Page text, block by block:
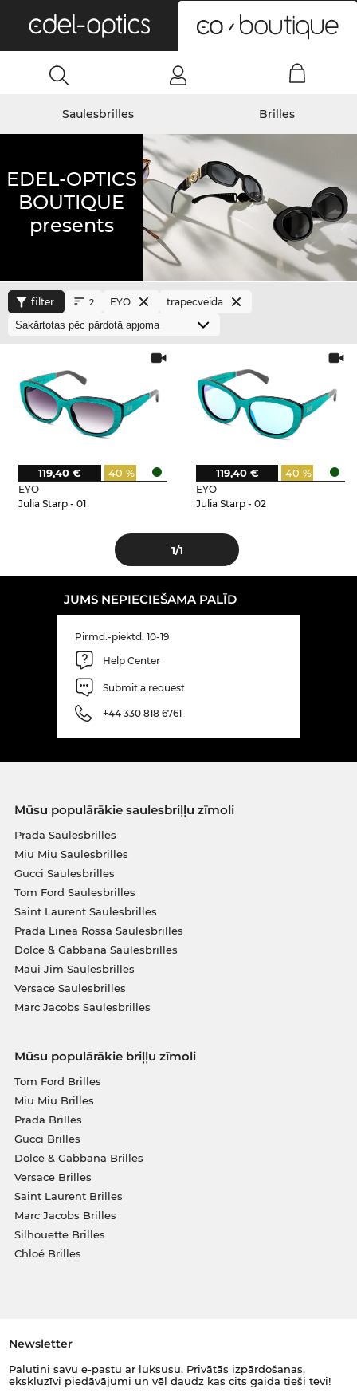
Saulesbrilles Brilles
EDEL-OPTICS
BOUTIQUE
presents
filter 2 EYO trapecveida
EYO
Julia Starp - 01
40 %
119,40 €
EYO
Julia Starp - 02
40 %
119,40 €
1/1
JUMS NEPIECIEŠAMA PALĪD
Pirmd.-piektd. 10-19
Help Center
Submit a request
+44 330 818 6761
Mūsu populārākie saulesbriļļu zīmoli
Prada Saulesbrilles
Miu Miu Saulesbrilles
Gucci Saulesbrilles
Tom Ford Saulesbrilles
Saint Laurent Saulesbrilles
Prada Linea Rossa Saulesbrilles
Dolce & Gabbana Saulesbrilles
Maui Jim Saulesbrilles
Versace Saulesbrilles
Marc Jacobs Saulesbrilles
Mūsu populārākie briļļu zīmoli
Tom Ford Brilles
Miu Miu Brilles
Prada Brilles
Gucci Brilles
Dolce & Gabbana Brilles
Versace Brilles
Saint Laurent Brilles
Marc Jacobs Brilles
Silhouette Brilles
Chloé Brilles
Newsletter
Palutini savu e-pastu ar luksusu. Privātās izpārdošanas,
ekskluzīvi piedāvājumi un vēl daudz kas cits gaida tieši tevi!